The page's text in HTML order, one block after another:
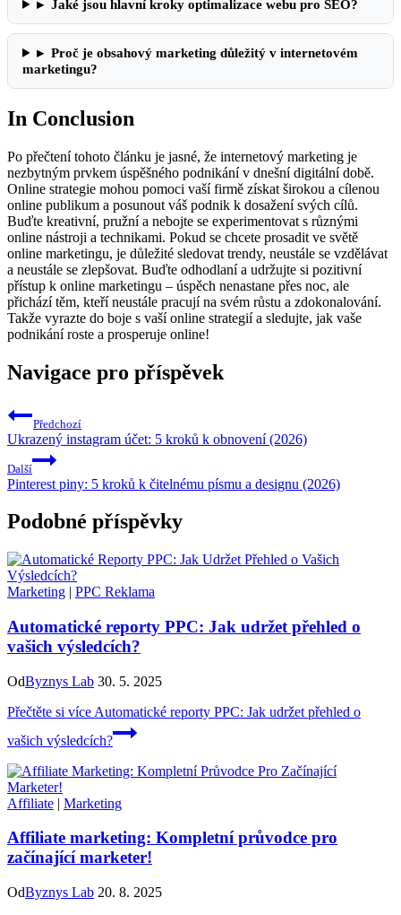
▸ Jaké jsou hlavní kroky optimalizace webu pro SEO?
▸ Proč je obsahový marketing důležitý v internetovém
marketingu?
In Conclusion
Po přečtení tohoto článku je jasné, že internetový⁣ marketing je
nezbytným prvkem‌ úspěšného podnikání v dnešní digitální době.
Online⁣ strategie mohou pomoci vaší firmě získat širokou a cílenou
online publikum a posunout váš⁤ podnik k dosažení ⁢svých‌ cílů.
Buďte kreativní, pružní ‍a nebojte se experimentovat s různými
⁣online nástroji a technikami.​ Pokud se chcete prosadit ve ​světě
online marketingu, je důležité sledovat trendy, neustále se vzdělávat
a neustále se ⁢zlepšovat. Buďte ‍odhodlaní ​a udržujte si pozitivní
přístup​ k online marketingu – úspěch nenastane přes ​noc, ‍ale
‍přichází těm, kteří neustále pracují na svém růstu a⁢ zdokonalování.
Takže vyrazte‌ do ⁣boje s vaší online strategií a sledujte, jak vaše
podnikání‌ roste a prosperuje ‍online!
Navigace pro příspěvek
Předchozí
Ukrazený instagram účet: 5 kroků k obnovení (2026)
Další
Pinterest piny: 5 kroků k čitelnému písmu a designu (2026)
Podobné příspěvky
Marketing | PPC Reklama
Automatické reporty PPC: Jak udržet přehled o
vašich výsledcích?
OdByznys Lab 30. 5. 2025
Přečtěte si více Automatické reporty PPC: Jak udržet přehled o
vašich výsledcích?
Affiliate | Marketing
Affiliate marketing: Kompletní průvodce pro
začínající marketer!
OdByznys Lab 20. 8. 2025